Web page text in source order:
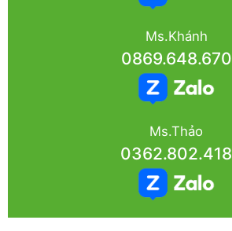
Ms.Khánh
0869.648.670
Ms.Thảo
0362.802.418